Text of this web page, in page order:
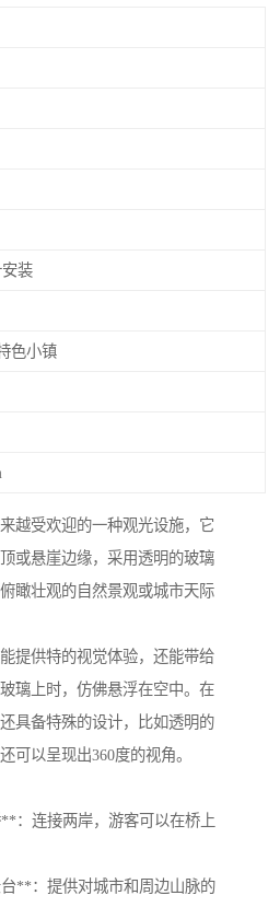
装
色小镇
越受欢迎的一种观光设施，它
或悬崖边缘，采用透明的玻璃
瞰壮观的自然景观或城市天际
提供特的视觉体验，还能带给
璃上时，仿佛悬浮在空中。在
具备特殊的设计，比如透明的
可以呈现出360度的视角。
：连接两岸，游客可以在桥上
**：提供对城市和周边山脉的